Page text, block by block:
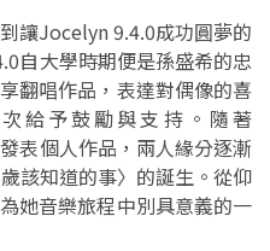
讓Jocelyn 9.4.0成功圓夢的
自大學時期便是孫盛希的忠
翻唱作品，表達對偶像的喜
給予鼓勵與支持。隨著
表個人作品，兩人緣分逐漸
該知道的事〉的誕生。從仰
她音樂旅程中別具意義的一